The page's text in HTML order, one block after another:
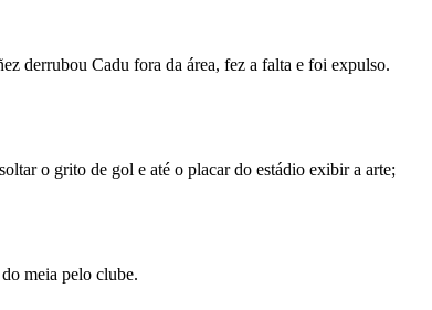
derrubou Cadu fora da área, fez a falta e foi expulso.
o grito de gol e até o placar do estádio exibir a arte;
meia pelo clube.